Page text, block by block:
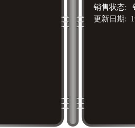
销售状态:
更新日期: